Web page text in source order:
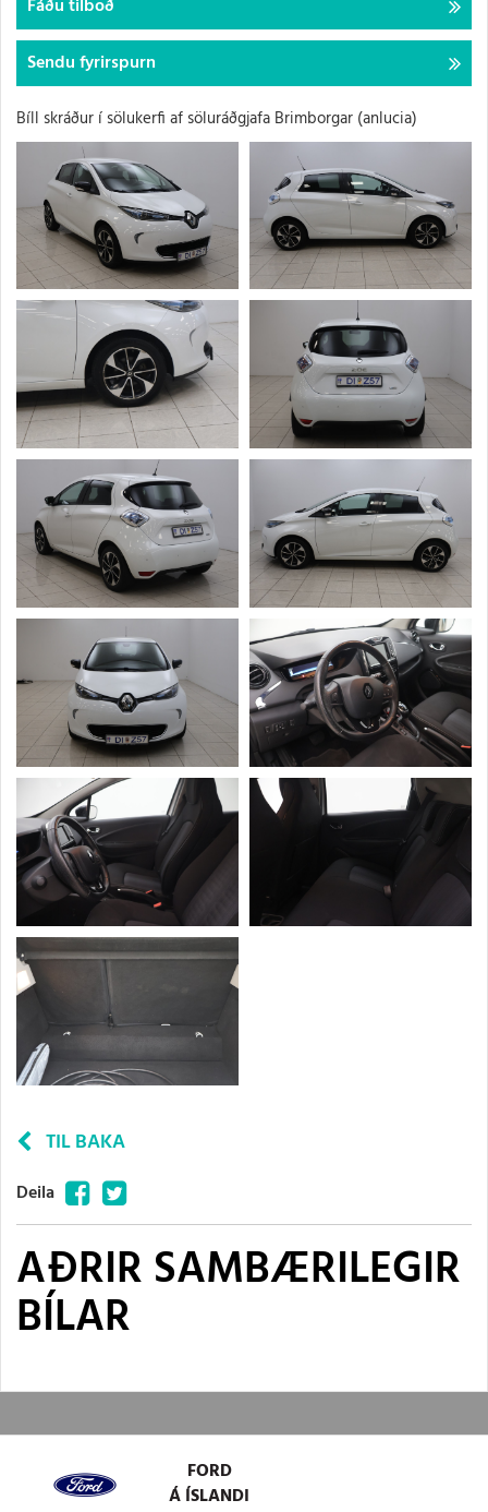
Bíll skráður í sölukerfi af söluráðgjafa Brimborgar (anlucia)
Fáðu tilboð
Sendu fyrirspurn
TIL BAKA
Deila FacebookTwitter
AÐRIR SAMBÆRILEGIR
BÍLAR
FORD
Á ÍSLANDI